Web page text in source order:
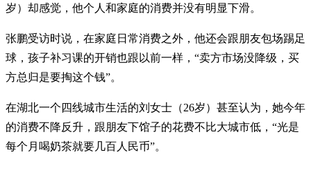
岁）却感觉，他个人和家庭的消费并没有明显下滑。
张鹏受访时说，在家庭日常消费之外，他还会跟朋友包场踢足
球，孩子补习课的开销也跟以前一样，“卖方市场没降级，买
方总归是要掏这个钱”。
在湖北一个四线城市生活的刘女士（26岁）甚至认为，她今年
的消费不降反升，跟朋友下馆子的花费不比大城市低，“光是
每个月喝奶茶就要几百人民币”。